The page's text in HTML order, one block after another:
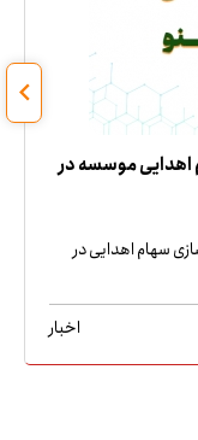
اهدایی موسسه در
سهام اهدایی در
اخبار